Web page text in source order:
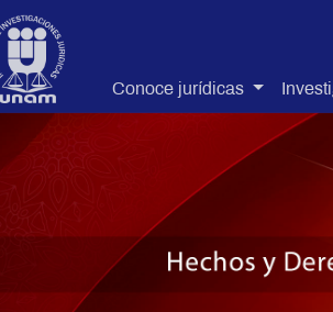
Conoce jurídicas